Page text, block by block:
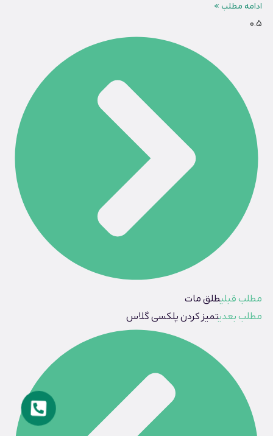
ادامه مطلب »
مطلب قبلیطلق مات
مطلب بعدیتمیز کردن پلکسی گلاس